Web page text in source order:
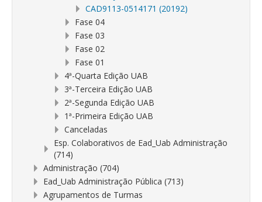
CAD9113-0514171 (20192)
Fase 04
Fase 03
Fase 02
Fase 01
4ª-Quarta Edição UAB
3ª-Terceira Edição UAB
2ª-Segunda Edição UAB
1ª-Primeira Edição UAB
Canceladas
Esp. Colaborativos de Ead_Uab Administração
(714)
Administração (704)
Ead_Uab Administração Pública (713)
Agrupamentos de Turmas